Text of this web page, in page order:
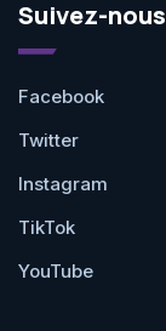
Suivez-nous
Facebook
Twitter
Instagram
TikTok
YouTube